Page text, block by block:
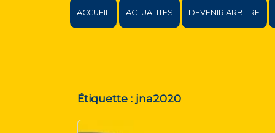
ACCUEIL ACTUALITES DEVENIR ARBITRE
Étiquette : jna2020